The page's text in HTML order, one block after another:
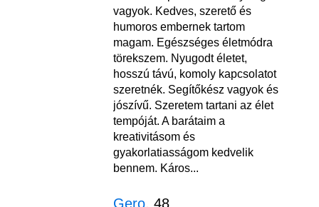
vagyok. Kedves, szerető és
humoros embernek tartom
magam. Egészséges életmódra
törekszem. Nyugodt életet,
hosszú távú, komoly kapcsolatot
szeretnék. Segítőkész vagyok és
jószívű. Szeretem tartani az élet
tempóját. A barátaim a
kreativitásom és
gyakorlatiasságom kedvelik
bennem. Káros...
Gero, 48